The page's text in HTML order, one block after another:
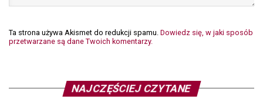
Ta strona używa Akismet do redukcji spamu. Dowiedz się, w jaki sposób
przetwarzane są dane Twoich komentarzy.
NAJCZĘŚCIEJ CZYTANE